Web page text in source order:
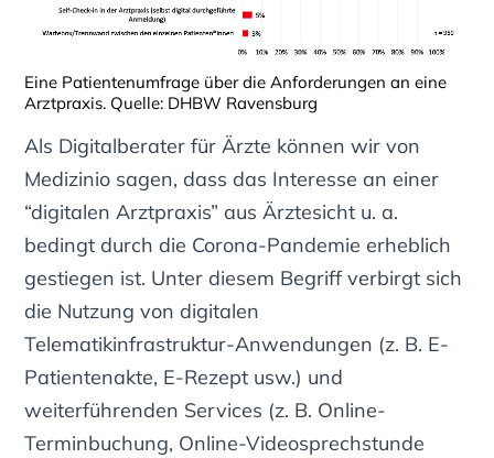
Eine Patientenumfrage über die Anforderungen an eine
Arztpraxis. Quelle: DHBW Ravensburg
Als Digitalberater für Ärzte können wir von
Medizinio sagen, dass das Interesse an einer
“digitalen Arztpraxis” aus Ärztesicht u. a.
bedingt durch die Corona-Pandemie erheblich
gestiegen ist. Unter diesem Begriff verbirgt sich
die Nutzung von digitalen
Telematikinfrastruktur-Anwendungen (z. B. E-
Patientenakte, E-Rezept usw.) und
weiterführenden Services (z. B. Online-
Terminbuchung, Online-Videosprechstunde